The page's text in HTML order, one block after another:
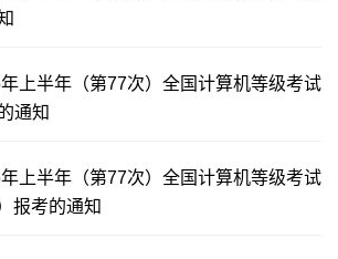
上半年（第77次）全国计算机等级考试
通知
上半年（第77次）全国计算机等级考试
报考的通知